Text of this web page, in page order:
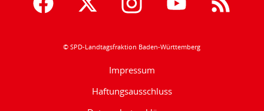
© SPD-Landtagsfraktion Baden-Württemberg
Impressum
Haftungsausschluss